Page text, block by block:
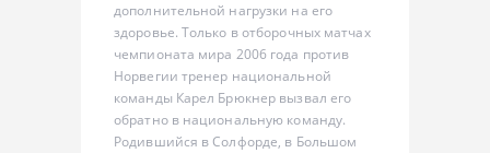
дополнительной нагрузки на его
здоровье. Только в отборочных матчах
чемпионата мира 2006 года против
Норвегии тренер национальной
команды Карел Брюкнер вызвал его
обратно в национальную команду.
Родившийся в Солфорде, в Большом